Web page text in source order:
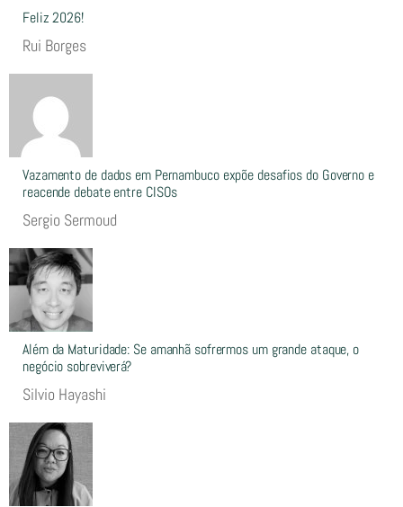
Feliz 2026!
Rui Borges
Vazamento de dados em Pernambuco expõe desafios do Governo e
reacende debate entre CISOs
Sergio Sermoud
Além da Maturidade: Se amanhã sofrermos um grande ataque, o
negócio sobreviverá?
Silvio Hayashi